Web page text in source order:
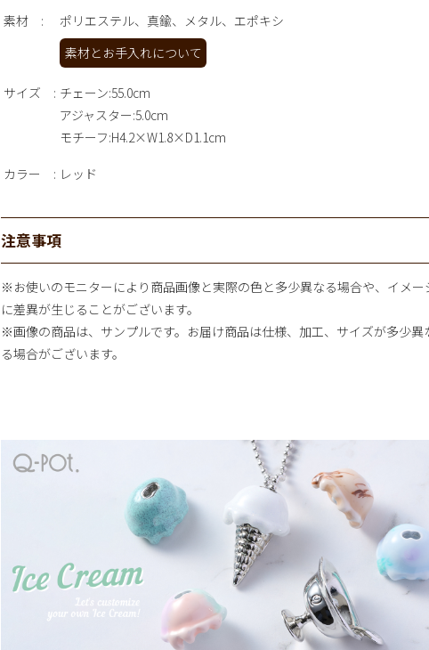
素材
ポリエステル、真鍮、メタル、エポキシ
素材とお手入れについて
サイズ
チェーン:55.0cm
アジャスター:5.0cm
モチーフ:H4.2×W1.8×D1.1cm
カラー レッド
注意事項
※お使いのモニターにより商品画像と実際の色と多少異なる場合や、イメー
に差異が生じることがございます。
※画像の商品は、サンプルです。お届け商品は仕様、加工、サイズが多少異
る場合がございます。